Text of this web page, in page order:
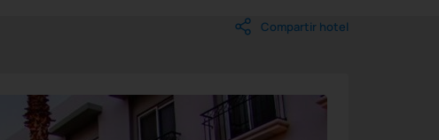
Compartir hotel